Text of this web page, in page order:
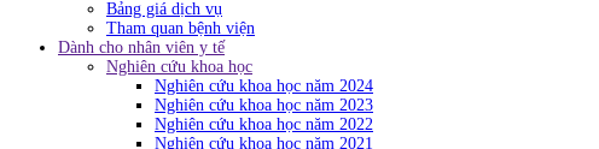
Bảng giá dịch vụ
Tham quan bệnh viện
Dành cho nhân viên y tế
Nghiên cứu khoa học
Nghiên cứu khoa học năm 2024
Nghiên cứu khoa học năm 2023
Nghiên cứu khoa học năm 2022
Nghiên cứu khoa học năm 2021